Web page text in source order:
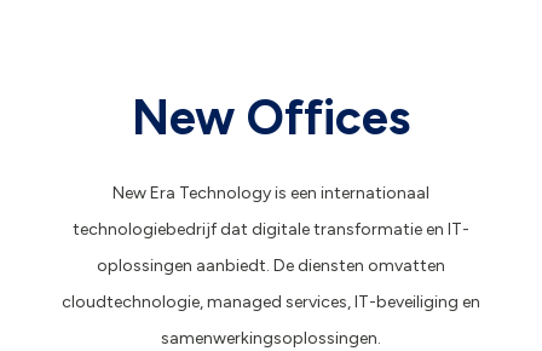
New Offices
New Era Technology is een internationaal
technologiebedrijf dat digitale transformatie en IT-
oplossingen aanbiedt. De diensten omvatten
cloudtechnologie, managed services, IT-beveiliging en
samenwerkingsoplossingen.